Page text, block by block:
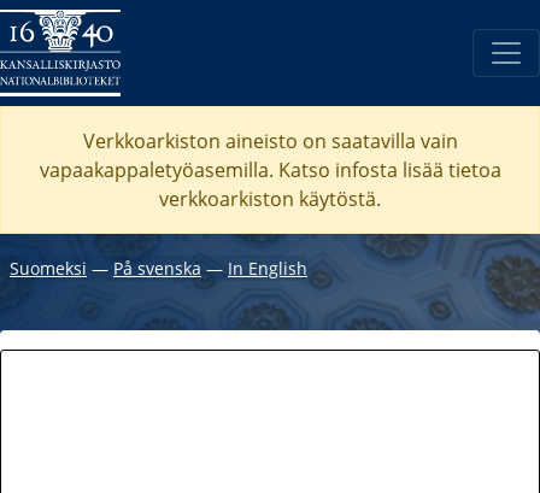
Verkkoarkiston aineisto on saatavilla vain
vapaakappaletyöasemilla. Katso infosta lisää tietoa
verkkoarkiston käytöstä.
Suomeksi ― På svenska― In English